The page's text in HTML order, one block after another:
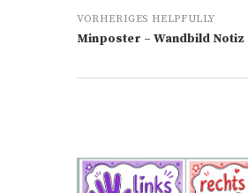
VORHERIGES HELPFULLY
Minposter – Wandbild Notiz